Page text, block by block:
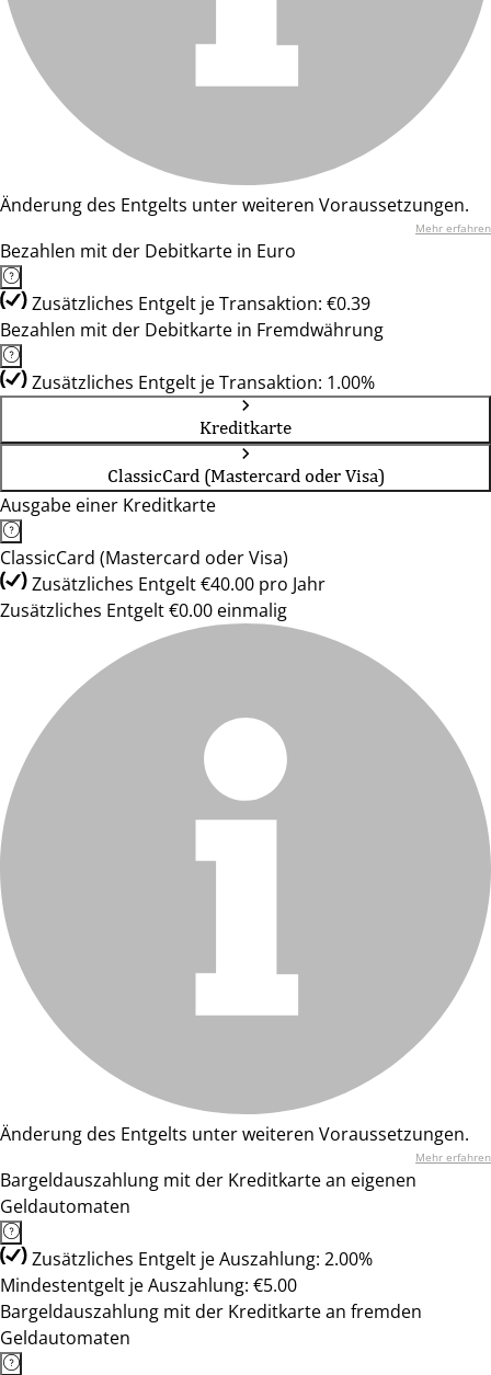
Änderung des Entgelts unter weiteren Voraussetzungen.
Mehr erfahren
Bezahlen mit der Debitkarte in Euro
Zusätzliches Entgelt je Transaktion: €0.39
Bezahlen mit der Debitkarte in Fremdwährung
Zusätzliches Entgelt je Transaktion: 1.00%
Kreditkarte
ClassicCard (Mastercard oder Visa)
Ausgabe einer Kreditkarte
ClassicCard (Mastercard oder Visa)
Zusätzliches Entgelt €40.00 pro Jahr
Zusätzliches Entgelt €0.00 einmalig
Änderung des Entgelts unter weiteren Voraussetzungen.
Mehr erfahren
Bargeldauszahlung mit der Kreditkarte an eigenen
Geldautomaten
Zusätzliches Entgelt je Auszahlung: 2.00%
Mindestentgelt je Auszahlung: €5.00
Bargeldauszahlung mit der Kreditkarte an fremden
Geldautomaten